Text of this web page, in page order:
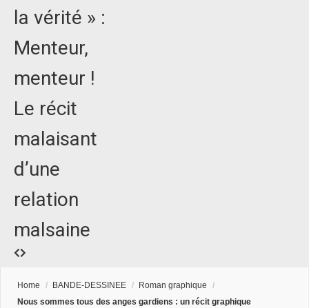
la vérité » :
Menteur,
menteur !
Le récit
malaisant
d’une
relation
malsaine
Home / BANDE-DESSINEE / Roman graphique
/
Nous sommes tous des anges gardiens : un récit graphique